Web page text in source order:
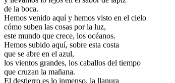
de la boca.
Hemos venido aquí y hemos visto en el cielo
cómo suben las cosas por la luz,
este mundo que crece, los océanos.
Hemos subido aquí, sobre esta costa
que se abre en el azul,
los vientos grandes, los caballos del tiempo
que cruzan la mañana.
El destierro es lo inmenso, la llanura